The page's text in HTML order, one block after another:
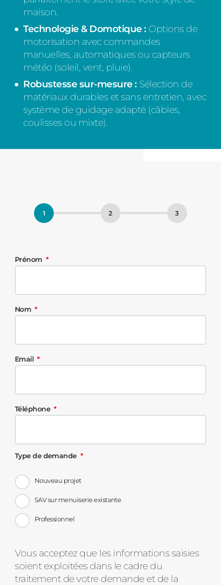
maison.
Technologie & Domotique : Options de
motorisation avec commandes
manuelles, automatiques ou capteurs
météo (soleil, vent, pluie).
Robustesse sur-mesure : Sélection de
matériaux durables et sans entretien, avec
système de guidage adapté (câbles,
coulisses ou mixte).
Prénom
Nom
Email
Téléphone
Type de demande
Nouveau projet
SAV sur menuiserie existante
Professionnel
Message
d'état
Vous acceptez que les informations saisies
soient exploitées dans le cadre du
traitement de votre demande et de la